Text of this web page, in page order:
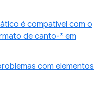
é compatível com o
de canto-* em
com elementos